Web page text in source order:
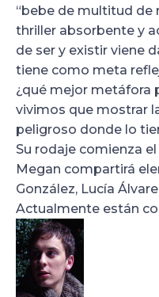
“bebe de multitud de
thriller absorbente y
de ser y existir viene
tiene como meta
¿qué mejor metáfora
vivimos que mostrar
peligroso donde lo
Su rodaje comienza
Megan compartirá
González, Lucía
Actualmente están